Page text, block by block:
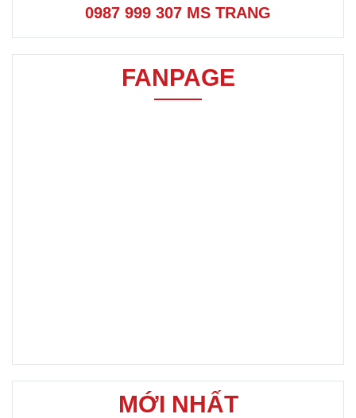
0987 999 307 MS TRANG
FANPAGE
MỚI NHẤT